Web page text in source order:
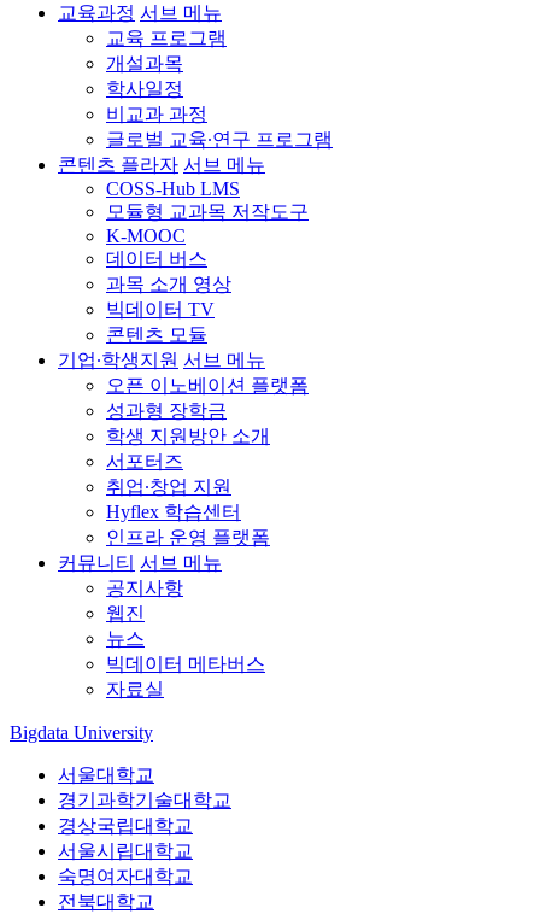
교육과정 서브 메뉴
교육 프로그램
개설과목
학사일정
비교과 과정
글로벌 교육∙연구 프로그램
콘텐츠 플라자 서브 메뉴
COSS-Hub LMS
모듈형 교과목 저작도구
K-MOOC
데이터 버스
과목 소개 영상
빅데이터 TV
콘텐츠 모듈
기업∙학생지원 서브 메뉴
오픈 이노베이션 플랫폼
성과형 장학금
학생 지원방안 소개
서포터즈
취업∙창업 지원
Hyflex 학습센터
인프라 운영 플랫폼
커뮤니티 서브 메뉴
공지사항
웹진
뉴스
빅데이터 메타버스
자료실
Bigdata University
서울대학교
경기과학기술대학교
경상국립대학교
서울시립대학교
숙명여자대학교
전북대학교